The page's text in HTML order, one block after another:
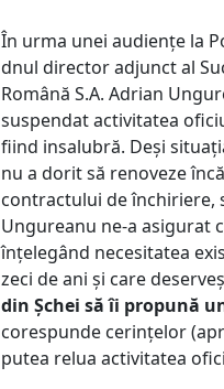
În urma unei audiențe la
dnul director adjunct al
Română S.A. Adrian
suspendat activitatea
fiind insalubră. Deși
nu a dorit să renoveze
contractului de închiriere,
Ungureanu ne-a asigurat
înțelegând necesitatea
zeci de ani și care
din Șchei să îi propună
corespunde cerințelor
putea relua activitatea